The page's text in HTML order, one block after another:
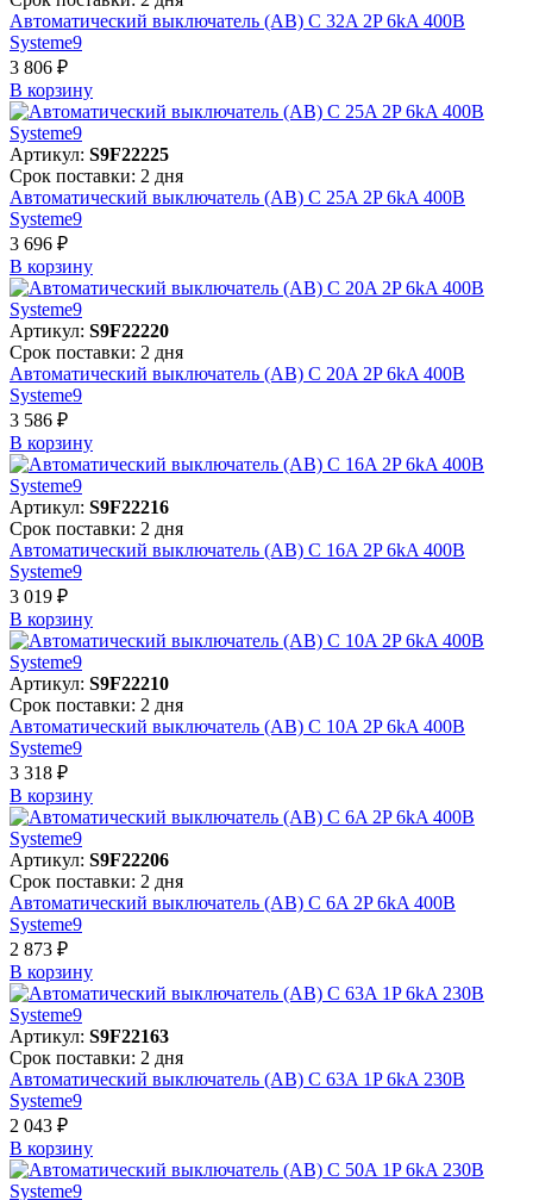
Автоматический выключатель (АВ) C 32A 2P 6kA 400В
Systeme9
3 806 ₽
В корзинy
Артикул: S9F22225
Срок поставки: 2 дня
Автоматический выключатель (АВ) C 25A 2P 6kA 400В
Systeme9
3 696 ₽
В корзинy
Артикул: S9F22220
Срок поставки: 2 дня
Автоматический выключатель (АВ) C 20A 2P 6kA 400В
Systeme9
3 586 ₽
В корзинy
Артикул: S9F22216
Срок поставки: 2 дня
Автоматический выключатель (АВ) C 16A 2P 6kA 400В
Systeme9
3 019 ₽
В корзинy
Артикул: S9F22210
Срок поставки: 2 дня
Автоматический выключатель (АВ) C 10A 2P 6kA 400В
Systeme9
3 318 ₽
В корзинy
Артикул: S9F22206
Срок поставки: 2 дня
Автоматический выключатель (АВ) C 6A 2P 6kA 400В
Systeme9
2 873 ₽
В корзинy
Артикул: S9F22163
Срок поставки: 2 дня
Автоматический выключатель (АВ) C 63A 1P 6kA 230В
Systeme9
2 043 ₽
В корзинy